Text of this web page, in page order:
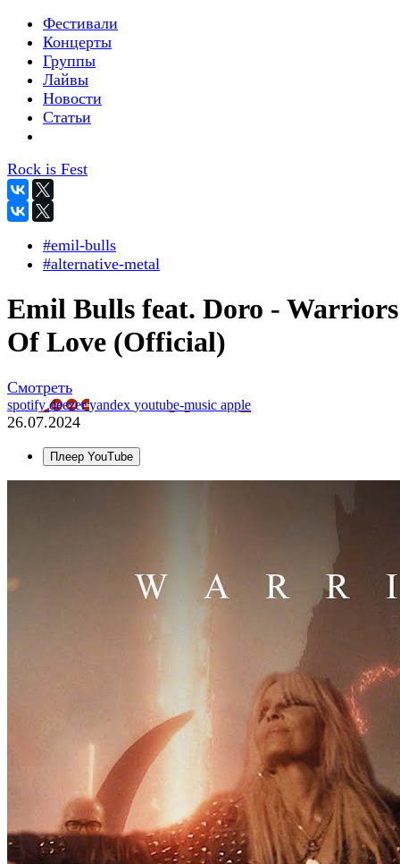
Фестивали
Концерты
Группы
Лайвы
Новости
Статьи
Rock is Fest
#emil-bulls
#alternative-metal
Emil Bulls feat. Doro - Warriors
Of Love (Official)
Смотреть
spotifydeezeryandex youtube-music apple
26.07.2024
Плеер YouTube